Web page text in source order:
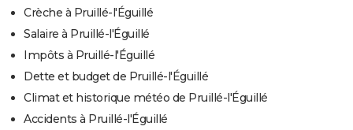
Crèche à Pruillé-l'Éguillé
Salaire à Pruillé-l'Éguillé
Impôts à Pruillé-l'Éguillé
Dette et budget de Pruillé-l'Éguillé
Climat et historique météo de Pruillé-l'Éguillé
Accidents à Pruillé-l'Éguillé